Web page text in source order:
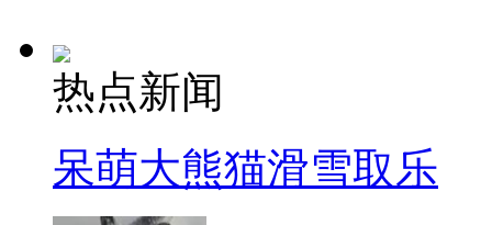
热点新闻
呆萌大熊猫滑雪取乐